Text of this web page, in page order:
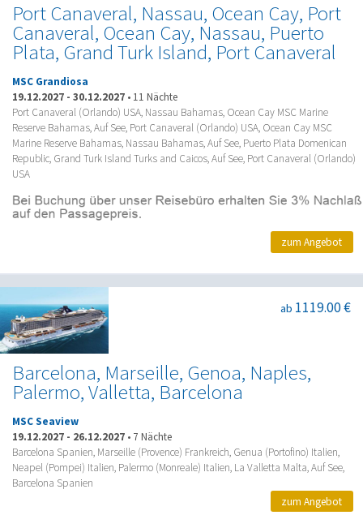
Port Canaveral, Nassau, Ocean Cay, Port
Canaveral, Ocean Cay, Nassau, Puerto
Plata, Grand Turk Island, Port Canaveral
MSC Grandiosa
19.12.2027 - 30.12.2027 • 11 Nächte
Port Canaveral (Orlando) USA, Nassau Bahamas, Ocean Cay MSC Marine
Reserve Bahamas, Auf See, Port Canaveral (Orlando) USA, Ocean Cay MSC
Marine Reserve Bahamas, Nassau Bahamas, Auf See, Puerto Plata Domenican
Republic, Grand Turk Island Turks and Caicos, Auf See, Port Canaveral (Orlando)
USA
zum Angebot
Barcelona, Marseille, Genoa, Naples,
Palermo, Valletta, Barcelona
ab 1119.00 €
MSC Seaview
19.12.2027 - 26.12.2027 • 7 Nächte
Barcelona Spanien, Marseille (Provence) Frankreich, Genua (Portofino) Italien,
Neapel (Pompei) Italien, Palermo (Monreale) Italien, La Valletta Malta, Auf See,
Barcelona Spanien
zum Angebot